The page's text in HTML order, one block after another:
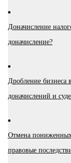
Доначисление
доначисление?
Дробление бизнеса
доначислений и
Отмена
правовые